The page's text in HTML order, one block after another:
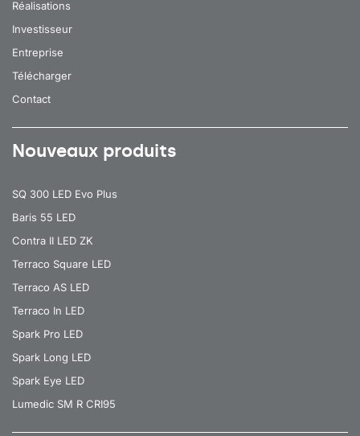
Réalisations
Investisseur
Entreprise
Télécharger
Contact
Nouveaux produits
SQ 300 LED Evo Plus
Baris 55 LED
Contra II LED ZK
Terraco Square LED
Terraco AS LED
Terraco In LED
Spark Pro LED
Spark Long LED
Spark Eye LED
Lumedic SM R CRI95